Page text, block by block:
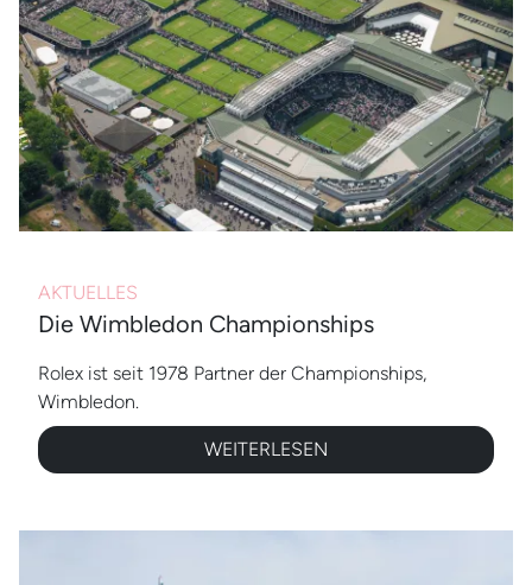
AKTUELLES
Die Wimbledon Championships
Rolex ist seit 1978 Partner der Championships,
Wimbledon.
WEITERLESEN